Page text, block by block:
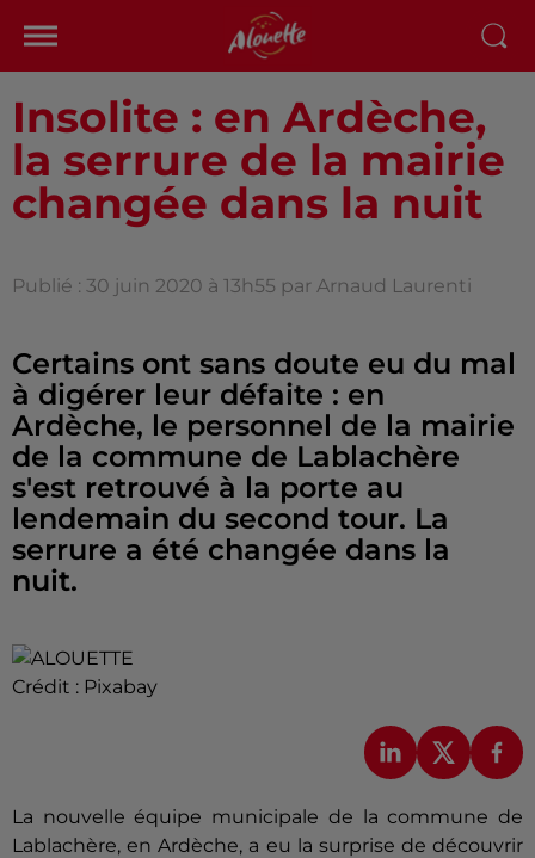
Insolite : en Ardèche,
la serrure de la mairie
changée dans la nuit
Publié : 30 juin 2020 à 13h55 par Arnaud Laurenti
Certains ont sans doute eu du mal
à digérer leur défaite : en
Ardèche, le personnel de la mairie
de la commune de Lablachère
s'est retrouvé à la porte au
lendemain du second tour. La
serrure a été changée dans la
nuit.
Crédit : Pixabay
La nouvelle équipe municipale de la commune de
Lablachère, en Ardèche, a eu la surprise de découvrir